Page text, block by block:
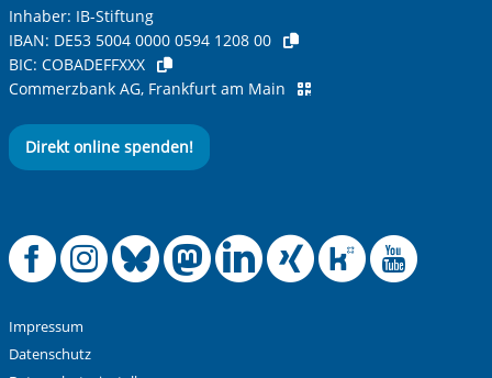
Inhaber: IB-Stiftung
IBAN: DE53 5004 0000 0594 1208 00
BIC: COBADEFFXXX
Commerzbank AG, Frankfurt am Main
Direkt online spenden!
Offizielle
Offizielle
Offizielle
Offizielle
Offizielle
Impressum
Datenschutz